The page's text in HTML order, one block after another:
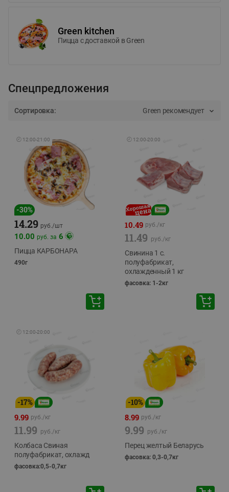
Green kitchen
Пицца c доставкой в Green
Спецпредложения
Сортировка: Green рекомендует
🕘 12:00-21:00
-30%
14.29 руб./шт
10.00 руб. за 6
Пицца КАРБОНАРА
490г
🕘 12:00-20:00
10.49 руб./кг
11.49 руб./кг
Свинина 1 с.
полуфабрикат,
охлажденный 1 кг
фасовка: 1-2кг
🕘 12:00-20:00
-17%
9.99 руб./кг
11.99 руб./кг
Колбаса Свиная
полуфабрикат, охлажд
фасовка:0,5-0,7кг
-10%
8.99 руб./кг
9.99 руб./кг
Перец желтый Беларусь
фасовка: 0,3-0,7кг